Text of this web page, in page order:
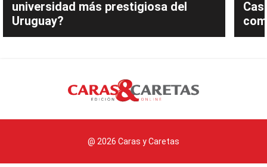
universidad más prestigiosa del
Uruguay?
@ 2026 Caras y Caretas